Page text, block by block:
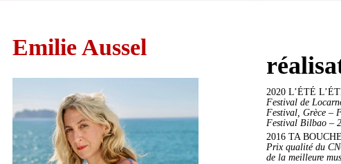
Emilie Aussel
2020 L’ÉTÉ
Festival de
Festival, Grèce –
Festival Bilbao –
2016 TA
Prix qualité du
de la meilleure